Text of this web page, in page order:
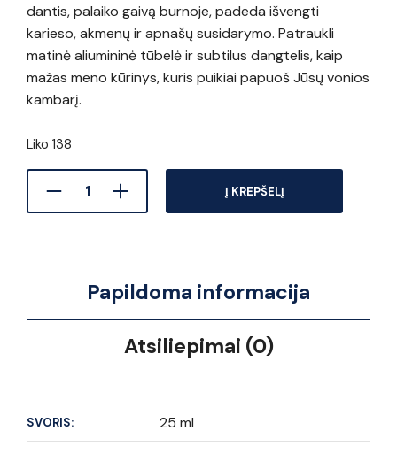
dantis, palaiko gaivą burnoje, padeda išvengti
karieso, akmenų ir apnašų susidarymo. Patraukli
matinė aliumininė tūbelė ir subtilus dangtelis, kaip
mažas meno kūrinys, kuris puikiai papuoš Jūsų vonios
kambarį.
Liko 138
Į KREPŠELĮ
Papildoma informacija
Atsiliepimai (0)
SVORIS: 25 ml